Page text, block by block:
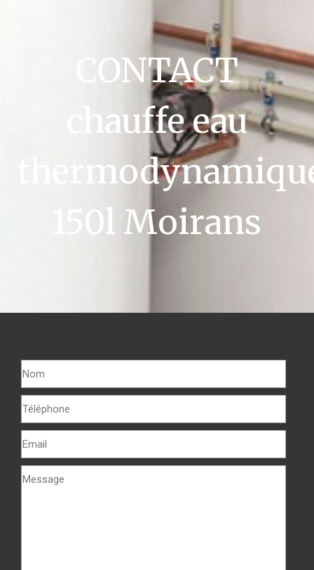
CONTACT
chauffe eau
150l Moirans